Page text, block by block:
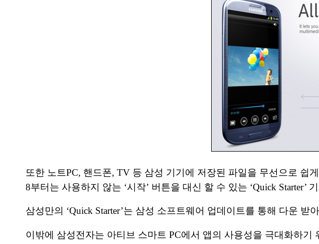
또한 노트PC, 핸드폰, TV 등 삼성 기기에 저장된 파일을 무선으로 쉽
8부터는 사용하지 않는 ‘시작’ 버튼을 대신 할 수 있는 ‘Quick
삼성만의 ‘Quick Starter’는 삼성 소프트웨어 업데이트를 통해 다운 받
이밖에 삼성전자는 아티브 스마트 PC에서 앱의 사용성을 극대화하